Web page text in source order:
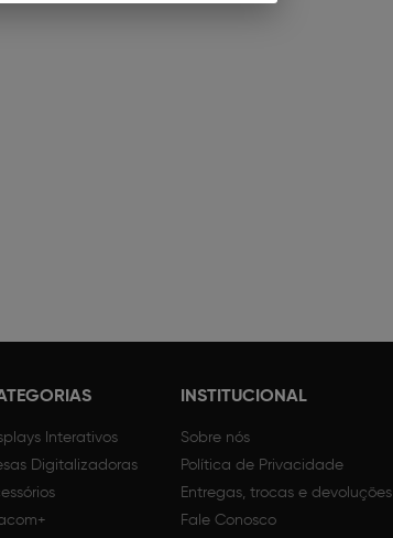
Interativos
Digitalizadoras
INSTITUCIONAL
Sobre nós
Política de Privacidade
Entregas, trocas e devoluções
Fale Conosco